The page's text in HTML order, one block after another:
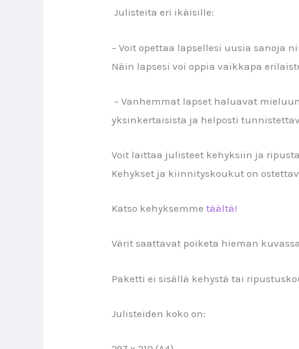
Julisteita eri ikäisille:
– Voit opettaa lapsellesi uusia sanoja
Näin lapsesi voi oppia vaikkapa
– Vanhemmat lapset haluavat
yksinkertaisista ja helposti
Voit laittaa julisteet kehyksiin ja
Kehykset ja kiinnityskoukut on
Katso kehyksemmetäältä!
Värit saattavat poiketa hieman
Paketti ei sisällä kehystä tai
Julisteiden koko on: